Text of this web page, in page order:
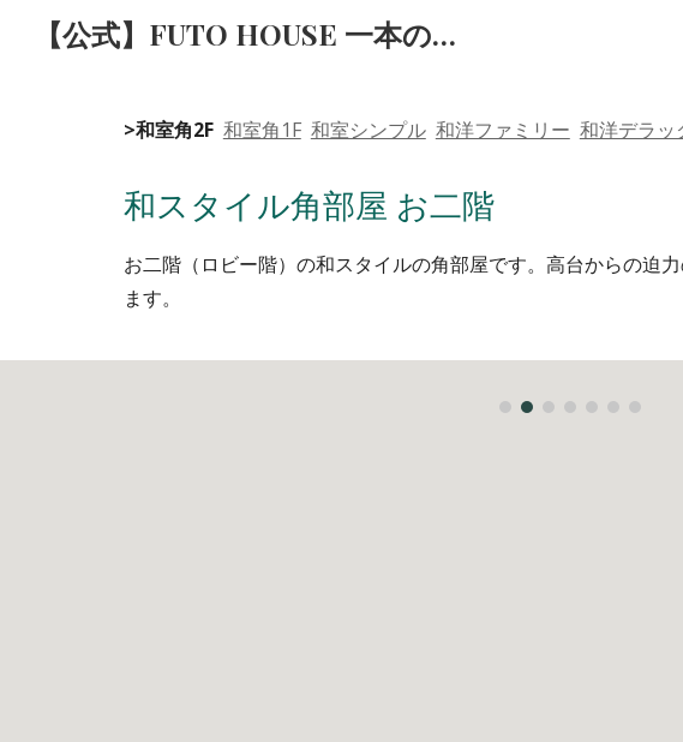
【公式】FUTO HOUSE 一本のえんぴつ
>和室角2F 和室角1F 和室シンプル 和洋ファミリー 和洋デラッ
和スタイル角部屋 お二階
お二階（ロビー階）の和スタイルの角部屋です。高台からの迫
ます。